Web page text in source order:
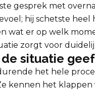
gesprek met
hij schetste
wat er op welk
zorgt voor
situatie
het hele
kennen het klappen